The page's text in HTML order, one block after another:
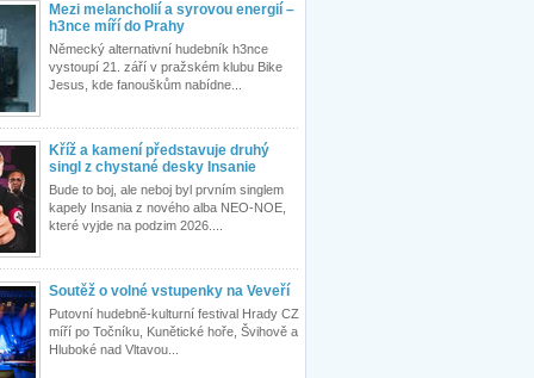
Mezi melancholií a syrovou energií –
h3nce míří do Prahy
Německý alternativní hudebník h3nce
vystoupí 21. září v pražském klubu Bike
Jesus, kde fanouškům nabídne...
Kříž a kamení představuje druhý
singl z chystané desky Insanie
Bude to boj, ale neboj byl prvním singlem
kapely Insania z nového alba NEO-NOE,
které vyjde na podzim 2026....
Soutěž o volné vstupenky na Veveří
Putovní hudebně-kulturní festival Hrady CZ
míří po Točníku, Kunětické hoře, Švihově a
Hluboké nad Vltavou...